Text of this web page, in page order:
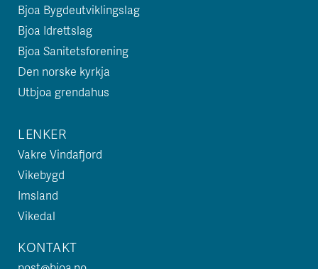
Bjoa Bygdeutviklingslag
Bjoa Idrettslag
Bjoa Sanitetsforening
Den norske kyrkja
Utbjoa grendahus
LENKER
Vakre Vindafjord
Vikebygd
Imsland
Vikedal
KONTAKT